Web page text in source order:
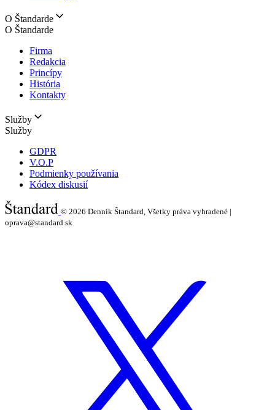
O Štandarde
O Štandarde
Firma
Redakcia
Princípy
História
Kontakty
Služby
Služby
GDPR
V.O.P
Podmienky používania
Kódex diskusií
© 2026 Denník Štandard, Všetky práva vyhradené |
oprava@standard.sk